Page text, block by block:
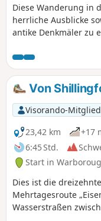
Diese Wanderung in
herrliche Ausblicke
antike Denkmäler zu
Long Barrow.
Von
Visorando-Mitglied
23,42 km
+17
6:45 Std.
Start in
Dies ist die
Mehrtagesroute
Wasserstraßen